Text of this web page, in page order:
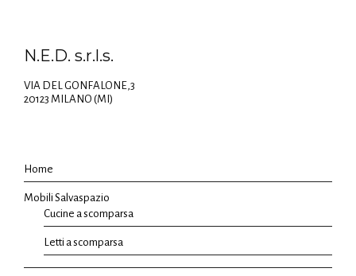
N.E.D. s.r.l.s.
VIA DEL GONFALONE,3
20123 MILANO (MI)
Home
Mobili Salvaspazio
Cucine a scomparsa
Letti a scomparsa